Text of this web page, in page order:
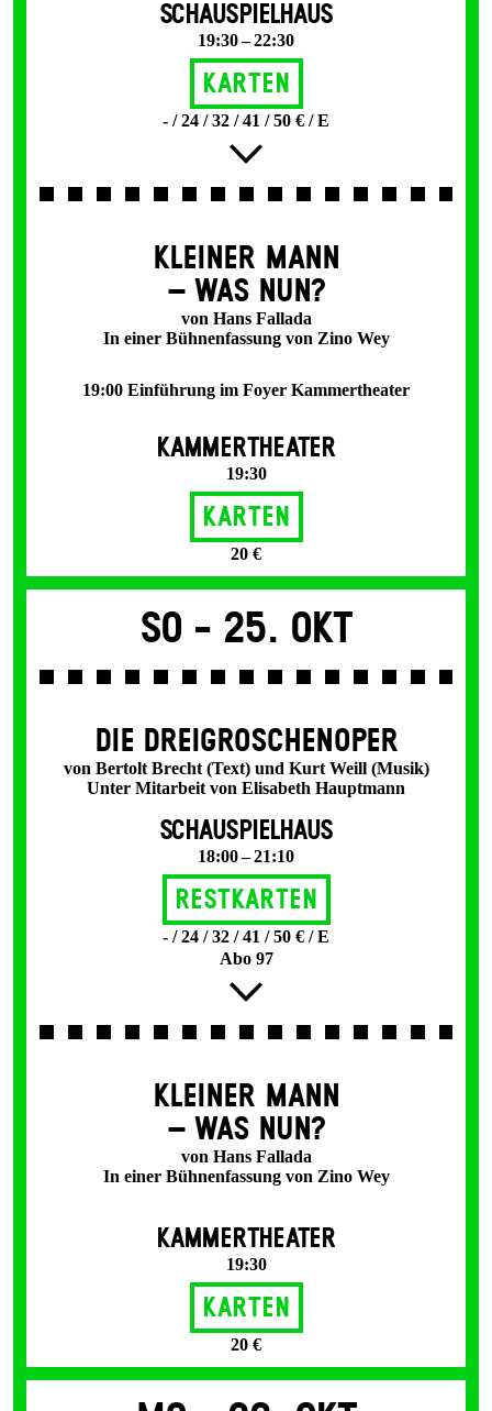
SCHAUSPIELHAUS
19:30 – 22:30
Karten
- / 24 / 32 / 41 / 50 € / E
KLEINER MANN
– WAS NUN?
von Hans Fallada
In einer Bühnenfassung von Zino Wey
19:00 Einführung im Foyer Kammertheater
KAMMERTHEATER
19:30
Karten
20 €
So - 25. Okt
DIE DREI­GROSCHEN­OPER
von Bertolt Brecht (Text) und Kurt Weill (Musik)
Unter Mitarbeit von Elisabeth Hauptmann
SCHAUSPIELHAUS
18:00 – 21:10
Restkarten
- / 24 / 32 / 41 / 50 € / E
Abo 97
KLEINER MANN
– WAS NUN?
von Hans Fallada
In einer Bühnenfassung von Zino Wey
KAMMERTHEATER
19:30
Karten
20 €